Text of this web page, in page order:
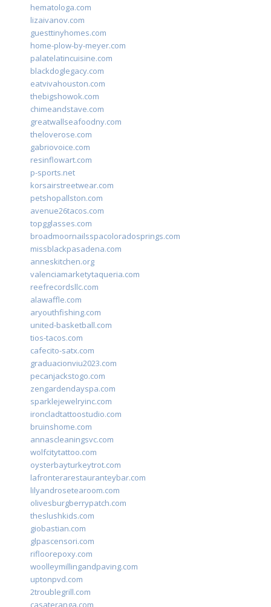
hematologa.com
lizaivanov.com
guesttinyhomes.com
home-plow-by-meyer.com
palatelatincuisine.com
blackdoglegacy.com
eatvivahouston.com
thebigshowok.com
chimeandstave.com
greatwallseafoodny.com
theloverose.com
gabriovoice.com
resinflowart.com
p-sports.net
korsairstreetwear.com
petshopallston.com
avenue26tacos.com
topgglasses.com
broadmoornailsspacoloradosprings.com
missblackpasadena.com
anneskitchen.org
valenciamarketytaqueria.com
reefrecordsllc.com
alawaffle.com
aryouthfishing.com
united-basketball.com
tios-tacos.com
cafecito-satx.com
graduacionviu2023.com
pecanjackstogo.com
zengardendayspa.com
sparklejewelryinc.com
ironcladtattoostudio.com
bruinshome.com
annascleaningsvc.com
wolfcitytattoo.com
oysterbayturkeytrot.com
lafronterarestauranteybar.com
lilyandrosetearoom.com
olivesburgberrypatch.com
theslushkids.com
giobastian.com
glpascensori.com
rifloorepoxy.com
woolleymillingandpaving.com
uptonpvd.com
2troublegrill.com
casateranga.com